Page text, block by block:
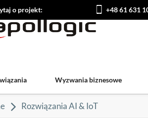
o projekt: +48 61 631
Wyzwania biznesowe
Rozwiązania AI & IoT